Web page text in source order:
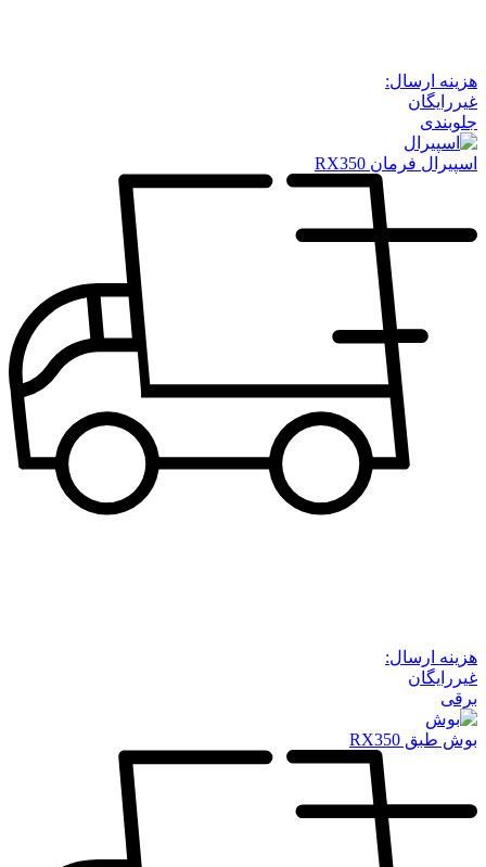
هزینه ارسال:
غیررایگان
جلوبندی
اسپیرال فرمان RX350
هزینه ارسال:
غیررایگان
برقی
بوش طبق RX350